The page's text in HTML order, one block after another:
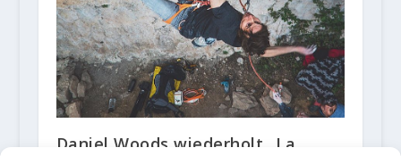
Daniel Woods wiederholt „La